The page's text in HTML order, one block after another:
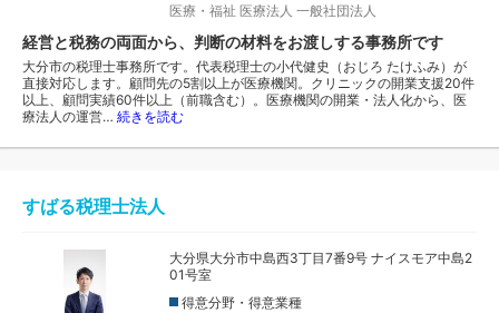
医療・福祉 医療法人 一般社団法人
経営と税務の両面から、判断の材料をお渡しする事務所です
大分市の税理士事務所です。代表税理士の小代健史（おじろ たけふみ）が
直接対応します。顧問先の5割以上が医療機関。クリニックの開業支援20件
以上、顧問実績60件以上（前職含む）。医療機関の開業・法人化から、医
療法人の運営… 続きを読む
すばる税理士法人
大分県大分市中島西3丁目7番9号 ナイスモア中島2
01号室
得意分野・得意業種